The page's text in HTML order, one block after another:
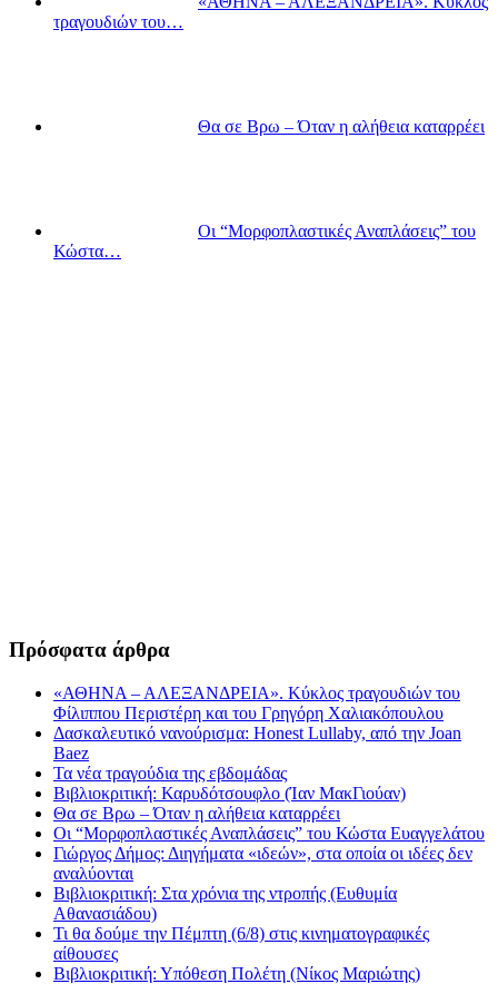
τραγουδιών του…
Θα σε Βρω – Όταν η αλήθεια καταρρέει
Οι “Μορφοπλαστικές Αναπλάσεις” του
Κώστα…
Πρόσφατα άρθρα
«ΑΘΗΝΑ – ΑΛΕΞΑΝΔΡΕΙΑ». Κύκλος τραγουδιών του
Φίλιππου Περιστέρη και του Γρηγόρη Χαλιακόπουλου
Δασκαλευτικό νανούρισμα: Honest Lullaby, από την Joan
Baez
Τα νέα τραγούδια της εβδομάδας
Βιβλιοκριτική: Καρυδότσουφλο (Ίαν ΜακΓιούαν)
Θα σε Βρω – Όταν η αλήθεια καταρρέει
Οι “Μορφοπλαστικές Αναπλάσεις” του Κώστα Ευαγγελάτου
Γιώργος Δήμος: Διηγήματα «ιδεών», στα οποία οι ιδέες δεν
αναλύονται
Βιβλιοκριτική: Στα χρόνια της ντροπής (Ευθυμία
Αθανασιάδου)
Τι θα δούμε την Πέμπτη (6/8) στις κινηματογραφικές
αίθουσες
Βιβλιοκριτική: Υπόθεση Πολέτη (Νίκος Μαριώτης)